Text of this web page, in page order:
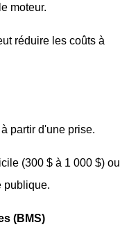
moteur.
réduire les coûts à
partir d'une prise.
(300 $ à 1 000 $) ou
publique.
(BMS)